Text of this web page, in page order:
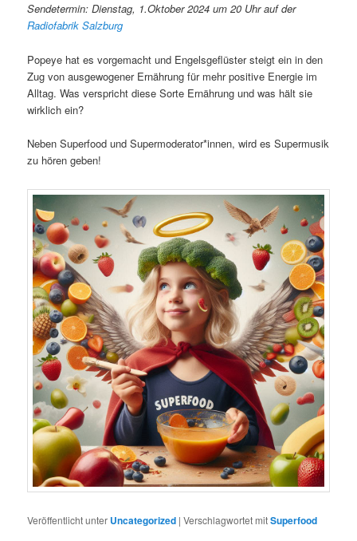
Sendetermin: Dienstag, 1.Oktober 2024 um 20 Uhr auf der
Radiofabrik Salzburg
Popeye hat es vorgemacht und Engelsgeflüster steigt ein in den
Zug von ausgewogener Ernährung für mehr positive Energie im
Alltag. Was verspricht diese Sorte Ernährung und was hält sie
wirklich ein?
Neben Superfood und Supermoderator*innen, wird es Supermusik
zu hören geben!
Veröffentlicht unter Uncategorized |Verschlagwortet mitSuperfood